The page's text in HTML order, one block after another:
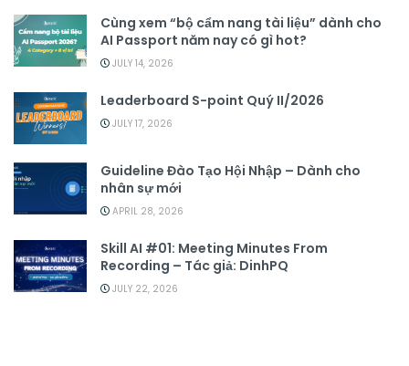
Cùng xem “bộ cẩm nang tài liệu” dành cho
AI Passport năm nay có gì hot?
JULY 14, 2026
Leaderboard S-point Quý II/2026
JULY 17, 2026
Guideline Đào Tạo Hội Nhập – Dành cho
nhân sự mới
APRIL 28, 2026
Skill AI #01: Meeting Minutes From
Recording – Tác giả: DinhPQ
JULY 22, 2026